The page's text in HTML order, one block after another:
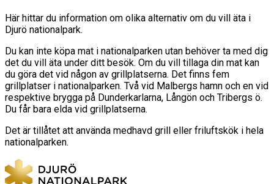
Här hittar du information om olika alternativ om du vill äta i
Djurö nationalpark.
Du kan inte köpa mat i nationalparken utan behöver ta med dig
det du vill äta under ditt besök. Om du vill tillaga din mat kan
du göra det vid någon av grillplatserna. Det finns fem
grillplatser i nationalparken. Två vid Malbergs hamn och en vid
respektive brygga på Dunderkarlarna, Långön och Tribergs ö.
Du får bara elda vid grillplatserna.
Det är tillåtet att använda medhavd grill eller friluftskök i hela
nationalparken.